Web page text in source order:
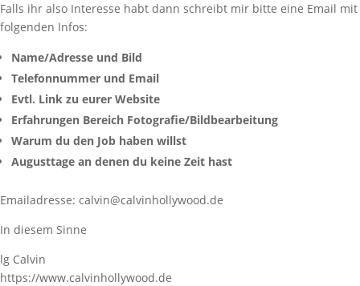
Falls ihr also Interesse habt dann schreibt mir bitte eine Email mit
folgenden Infos:
Name/Adresse und Bild
Telefonnummer und Email
Evtl. Link zu eurer Website
Erfahrungen Bereich Fotografie/Bildbearbeitung
Warum du den Job haben willst
Augusttage an denen du keine Zeit hast
Emailadresse: calvin@calvinhollywood.de
In diesem Sinne
lg Calvin
https://www.calvinhollywood.de